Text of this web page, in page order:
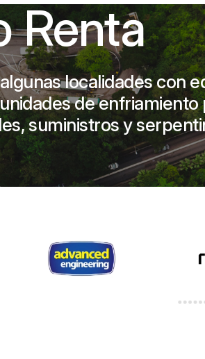
Renta
localidades con
de
suministros y